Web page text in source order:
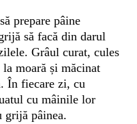
prepare pâine
să facă din darul
Grâul curat, cules
moară și măcinat
În fiecare zi, cu
cu mâinile lor
grijă pâinea.